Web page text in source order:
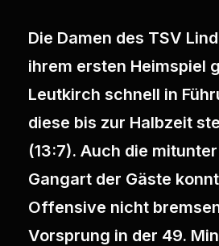
Die Damen des TSV
ihrem ersten Heimspiel
Leutkirch schnell in
diese bis zur Halbzeit
(13:7). Auch die
Gangart der Gäste
Offensive nicht
Vorsprung in der 49.